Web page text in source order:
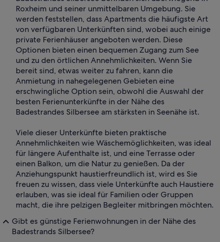
Roxheim und seiner unmittelbaren Umgebung. Sie
werden feststellen, dass Apartments die häufigste Art
von verfügbaren Unterkünften sind, wobei auch einige
private Ferienhäuser angeboten werden. Diese
Optionen bieten einen bequemen Zugang zum See
und zu den örtlichen Annehmlichkeiten. Wenn Sie
bereit sind, etwas weiter zu fahren, kann die
Anmietung in nahegelegenen Gebieten eine
erschwingliche Option sein, obwohl die Auswahl der
besten Ferienunterkünfte in der Nähe des
Badestrandes Silbersee am stärksten in Seenähe ist.
Viele dieser Unterkünfte bieten praktische
Annehmlichkeiten wie Wäschemöglichkeiten, was ideal
für längere Aufenthalte ist, und eine Terrasse oder
einen Balkon, um die Natur zu genießen. Da der
Anziehungspunkt haustierfreundlich ist, wird es Sie
freuen zu wissen, dass viele Unterkünfte auch Haustiere
erlauben, was sie ideal für Familien oder Gruppen
macht, die ihre pelzigen Begleiter mitbringen möchten.
Gibt es günstige Ferienwohnungen in der Nähe des
Badestrands Silbersee?